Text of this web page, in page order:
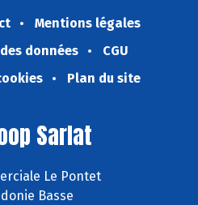
Mentions légales
données
CGU
Plan du site
Sarlat
Le Pontet
Basse